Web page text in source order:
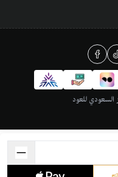
السعودي للعود